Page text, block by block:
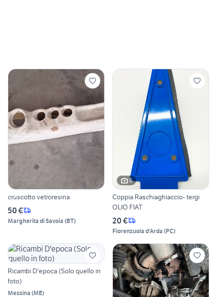
cruscotto vetroresina
50 €
Margherita di Savoia (BT)
6
Coppia Raschiaghiaccio- tergi
OLIO FIAT
20 €
Fiorenzuola d'Arda (PC)
Ricambi D'epoca (Solo quello in
foto)
Messina (ME)